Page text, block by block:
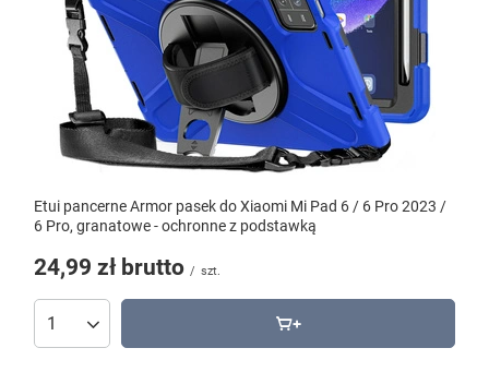
Etui pancerne Armor pasek do Xiaomi Mi Pad 6 / 6 Pro 2023 /
6 Pro, granatowe - ochronne z podstawką
24,99 zł brutto / szt.